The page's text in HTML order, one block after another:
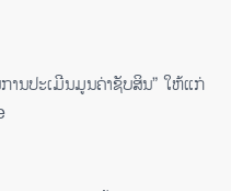
ານປະເມີນມູນຄ່າຊັບສິນ” ໃຫ້ແກ່